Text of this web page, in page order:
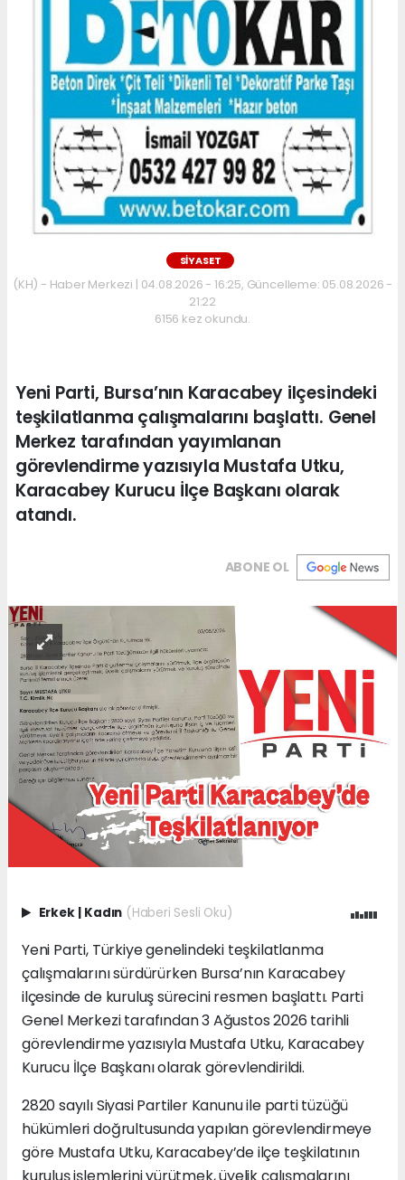
SİYASET
(KH) - Haber Merkezi | 04.08.2026 - 16:25, Güncelleme: 05.08.2026 -
21:22
6156 kez okundu.
Yeni Parti, Bursa’nın Karacabey ilçesindeki
teşkilatlanma çalışmalarını başlattı. Genel
Merkez tarafından yayımlanan
görevlendirme yazısıyla Mustafa Utku,
Karacabey Kurucu İlçe Başkanı olarak
atandı.
ABONE OL
Erkek Kadın (Haberi Sesli Oku)
Yeni Parti, Türkiye genelindeki teşkilatlanma
çalışmalarını sürdürürken Bursa’nın Karacabey
ilçesinde de kuruluş sürecini resmen başlattı. Parti
Genel Merkezi tarafından 3 Ağustos 2026 tarihli
görevlendirme yazısıyla Mustafa Utku, Karacabey
Kurucu İlçe Başkanı olarak görevlendirildi.
2820 sayılı Siyasi Partiler Kanunu ile parti tüzüğü
hükümleri doğrultusunda yapılan görevlendirmeye
göre Mustafa Utku, Karacabey’de ilçe teşkilatının